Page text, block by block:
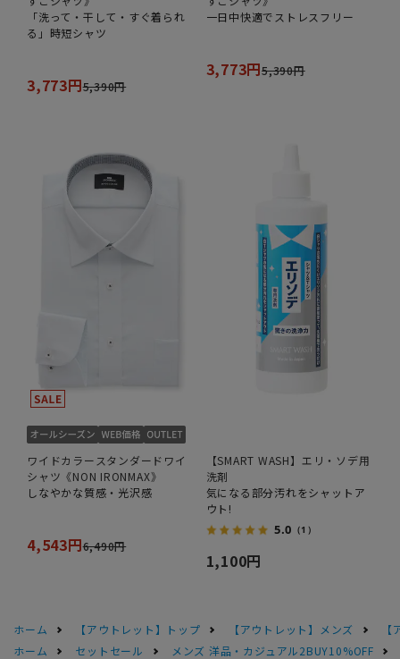
「洗って・干して・すぐ着られ
る」時短シャツ
3,773円5,390円
一日中快適でストレスフリー
3,773円5,390円
ワイドカラースタンダードワイ
シャツ《NON IRONMAX》
しなやかな質感・光沢感
4,543円6,490円
【SMART WASH】エリ・ソデ用
洗剤
気になる部分汚れをシャットア
ウト!
5.0 （1）
1,100円
ホーム 【アウトレット】トップ 【アウトレット】メンズ
ホーム
セットセール
メンズ 洋品・カジュアル2BUY10%OFF